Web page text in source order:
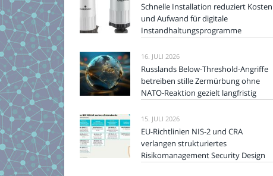
Schnelle Installation reduziert Kosten
und Aufwand für digitale
Instandhaltungsprogramme
16. JULI 2026
Russlands Below-Threshold-Angriffe
betreiben stille Zermürbung ohne
NATO-Reaktion gezielt langfristig
15. JULI 2026
EU-Richtlinien NIS-2 und CRA
verlangen strukturiertes
Risikomanagement Security Design